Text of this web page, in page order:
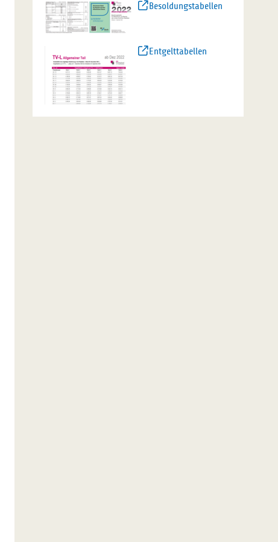
Besoldungstabellen
Entgelttabellen